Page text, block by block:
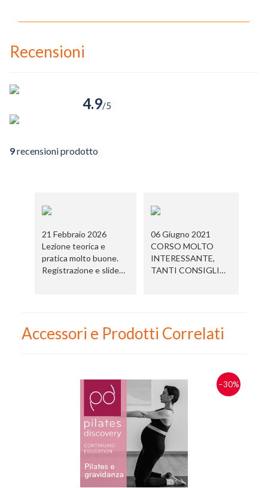
Recensioni
4.9/5
9recensioni prodotto
21 Febbraio 2026
Lezione teorica e
pratica molto buone.
Registrazione e slide
06 Giugno 2021
CORSO MOLTO
INTERESSANTE,
TANTI CONSIGLI
Accessori e Prodotti Correlati
−30%